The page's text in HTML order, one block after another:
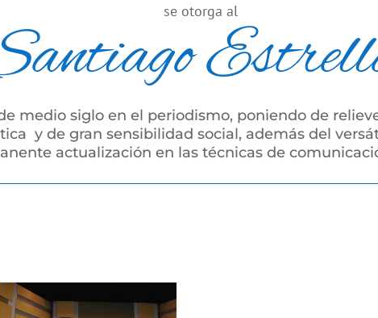
se otorga al
medio siglo en el periodismo, poniendo de
y de gran sensibilidad social, además del
actualización en las técnicas de